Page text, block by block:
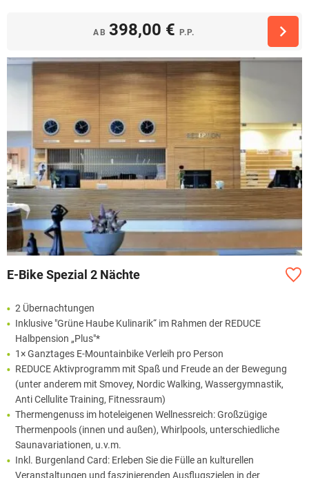
AB 398,00 € P.P.
E-Bike Spezial 2 Nächte
2 Übernachtungen
Inklusive "Grüne Haube Kulinarik“ im Rahmen der REDUCE
Halbpension „Plus"*
1× Ganztages E-Mountainbike Verleih pro Person
REDUCE Aktivprogramm mit Spaß und Freude an der Bewegung
(unter anderem mit Smovey, Nordic Walking, Wassergymnastik,
Anti Cellulite Training, Fitnessraum)
Thermengenuss im hoteleigenen Wellnessreich: Großzügige
Thermenpools (innen und außen), Whirlpools, unterschiedliche
Saunavariationen, u.v.m.
Inkl. Burgenland Card: Erleben Sie die Fülle an kulturellen
Veranstaltungen und faszinierenden Ausflugszielen in der